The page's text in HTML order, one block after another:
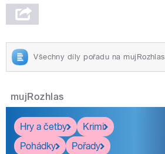
Všechny díly pořadu na mujRozhlas
mujRozhlas
Hry a četby
Krimi
Pohádky
Pořady